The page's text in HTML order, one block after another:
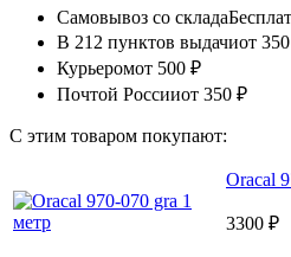
Самовывоз со склада
В 212 пунктов выдачиот
Курьеромот 500 ₽
Почтой Россииот 350 ₽
С этим товаром покупают:
Oracal
3300 ₽